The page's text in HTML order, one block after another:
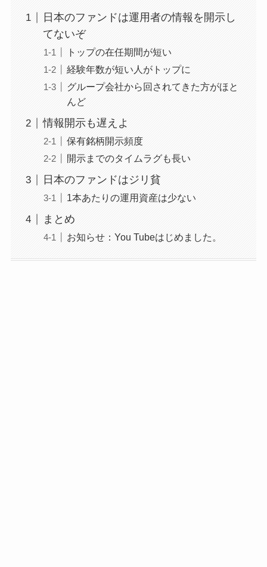
日本のファンドは運用者の情報を開示し
てないぞ
トップの在任期間が短い
経験年数が短い人がトップに
グループ会社から回されてきた方がほと
んど
情報開示も遅えよ
保有銘柄開示頻度
開示までのタイムラグも長い
日本のファンドはジリ貧
1本あたりの運用資産は少ない
まとめ
お知らせ：You Tubeはじめました。